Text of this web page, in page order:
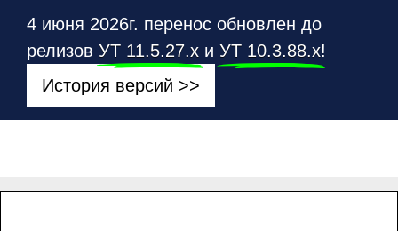
4 июня 2026г. перенос обновлен до
релизов УТ 11.5.27.х и УТ 10.3.88.х!
История версий >>